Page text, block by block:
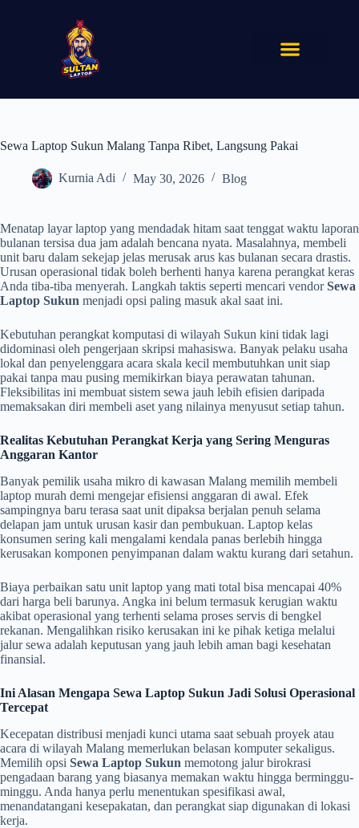
Sewa Laptop Sukun Malang Tanpa Ribet, Langsung Pakai
Kurnia Adi May 30, 2026 Blog
Menatap layar laptop yang mendadak hitam saat tenggat waktu laporan
bulanan tersisa dua jam adalah bencana nyata. Masalahnya, membeli
unit baru dalam sekejap jelas merusak arus kas bulanan secara drastis.
Urusan operasional tidak boleh berhenti hanya karena perangkat keras
Anda tiba-tiba menyerah. Langkah taktis seperti mencari vendorSewa
Laptop Sukun menjadi opsi paling masuk akal saat ini.
Kebutuhan perangkat komputasi di wilayah Sukun kini tidak lagi
didominasi oleh pengerjaan skripsi mahasiswa. Banyak pelaku usaha
lokal dan penyelenggara acara skala kecil membutuhkan unit siap
pakai tanpa mau pusing memikirkan biaya perawatan tahunan.
Fleksibilitas ini membuat sistem sewa jauh lebih efisien daripada
memaksakan diri membeli aset yang nilainya menyusut setiap tahun.
Realitas Kebutuhan Perangkat Kerja yang Sering Menguras
Anggaran Kantor
Banyak pemilik usaha mikro di kawasan Malang memilih membeli
laptop murah demi mengejar efisiensi anggaran di awal. Efek
sampingnya baru terasa saat unit dipaksa berjalan penuh selama
delapan jam untuk urusan kasir dan pembukuan. Laptop kelas
konsumen sering kali mengalami kendala panas berlebih hingga
kerusakan komponen penyimpanan dalam waktu kurang dari setahun.
Biaya perbaikan satu unit laptop yang mati total bisa mencapai 40%
dari harga beli barunya. Angka ini belum termasuk kerugian waktu
akibat operasional yang terhenti selama proses servis di bengkel
rekanan. Mengalihkan risiko kerusakan ini ke pihak ketiga melalui
jalur sewa adalah keputusan yang jauh lebih aman bagi kesehatan
finansial.
Ini Alasan Mengapa Sewa Laptop Sukun Jadi Solusi Operasional
Tercepat
Kecepatan distribusi menjadi kunci utama saat sebuah proyek atau
acara di wilayah Malang memerlukan belasan komputer sekaligus.
Memilih opsi Sewa Laptop Sukun memotong jalur birokrasi
pengadaan barang yang biasanya memakan waktu hingga berminggu-
minggu. Anda hanya perlu menentukan spesifikasi awal,
menandatangani kesepakatan, dan perangkat siap digunakan di lokasi
kerja.